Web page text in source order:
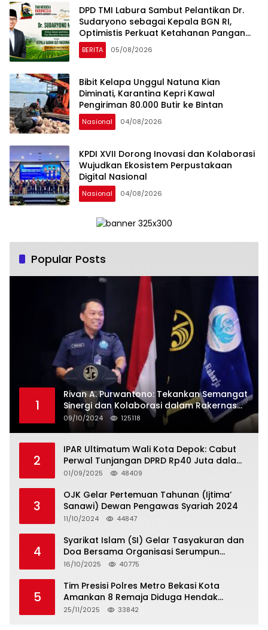
sama Memberikan Kontribusi bagi
Pembangunan Nasional.
DPD TMI Labura Sambut Pelantikan Dr.
Sudaryono sebagai Kepala BGN RI,
Optimistis Perkuat Ketahanan Pangan
dan Gizi Nasional
BERITA 05/08/2026
Bibit Kelapa Unggul Natuna Kian
Diminati, Karantina Kepri Kawal
Pengiriman 80.000 Butir ke Bintan
Nasional 04/08/2026
KPDI XVII Dorong Inovasi dan Kolaborasi
Wujudkan Ekosistem Perpustakaan
Digital Nasional
Nasional 04/08/2026
Popular Posts
1
Rivan A. Purwantono: Tekankan Semangat
Sinergi dan Kolaborasi dalam Rakernas
Serikat Pekerja Jasa Raharja
09/10/2024 125118
2
IPAR Ultimatum Wali Kota Depok: Cabut
Perwal Tunjangan DPRD Rp40 Juta dalam
5 Hari atau Hadapi Aksi Rakyat
01/09/2025 48409
3
OJK Gelar Pertemuan Tahunan (Ijtima’
Sanawi) Dewan Pengawas Syariah 2024
11/10/2024 44847
4
Syarikat Islam (SI) Gelar Tasyakuran dan
Doa Bersama Organisasi Serumpun
Syarikat Islam Doa
16/10/2025 40775
5
Tim Presisi Polres Metro Bekasi Kota
Amankan 8 Remaja Diduga Hendak
Tawuran
25/11/2025 33842